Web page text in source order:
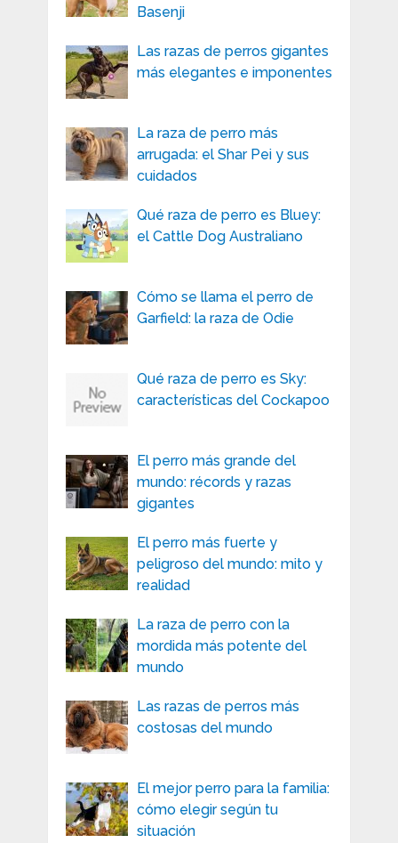
Basenji
Las razas de perros gigantes
más elegantes e imponentes
La raza de perro más
arrugada: el Shar Pei y sus
cuidados
Qué raza de perro es Bluey:
el Cattle Dog Australiano
Cómo se llama el perro de
Garfield: la raza de Odie
Qué raza de perro es Sky:
características del Cockapoo
El perro más grande del
mundo: récords y razas
gigantes
El perro más fuerte y
peligroso del mundo: mito y
realidad
La raza de perro con la
mordida más potente del
mundo
Las razas de perros más
costosas del mundo
El mejor perro para la familia:
cómo elegir según tu
situación